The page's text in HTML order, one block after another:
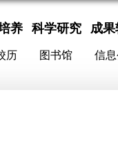
养 科学研究 成
历 图书馆 信